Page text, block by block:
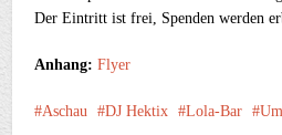
Der Eintritt ist frei, Spenden werden
Anhang: Flyer
Aschau DJ Hektix Lola-Bar